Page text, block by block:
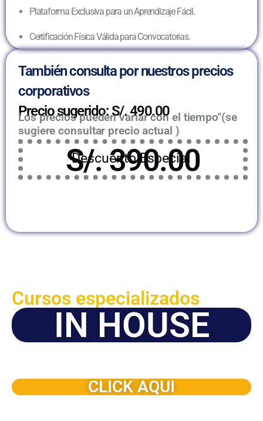
Plataforma Exclusiva para un Aprendizaje Fácil.
Certificación Física Válida para Convocatorias.
También consulta por nuestros precios
corporativos
Precio sugerido: S/. 490.00
Los precios pueden variar con el tiempo"(se
sugiere consultar precio actual )
Descuento Especial
S/. 390.00
Cursos especializados
IN HOUSE
CLICK AQUI